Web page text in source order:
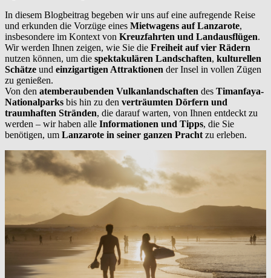
In diesem Blogbeitrag begeben wir uns auf eine aufregende Reise
und erkunden die Vorzüge eines Mietwagens auf Lanzarote,
insbesondere im Kontext von Kreuzfahrten und Landausflügen.
Wir werden Ihnen zeigen, wie Sie die Freiheit auf vier Rädern
nutzen können, um die spektakulären Landschaften, kulturellen
Schätze und einzigartigen Attraktionen der Insel in vollen Zügen
zu genießen.
Von den atemberaubenden Vulkanlandschaften des Timanfaya-
Nationalparks bis hin zu den verträumten Dörfern und
traumhaften Stränden, die darauf warten, von Ihnen entdeckt zu
werden – wir haben alle Informationen und Tipps, die Sie
benötigen, um Lanzarote in seiner ganzen Pracht zu erleben.